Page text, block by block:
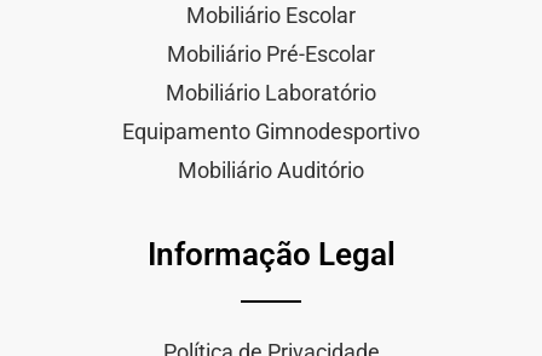
Mobiliário Escolar
Mobiliário Pré-Escolar
Mobiliário Laboratório
Equipamento Gimnodesportivo
Mobiliário Auditório
Informação Legal